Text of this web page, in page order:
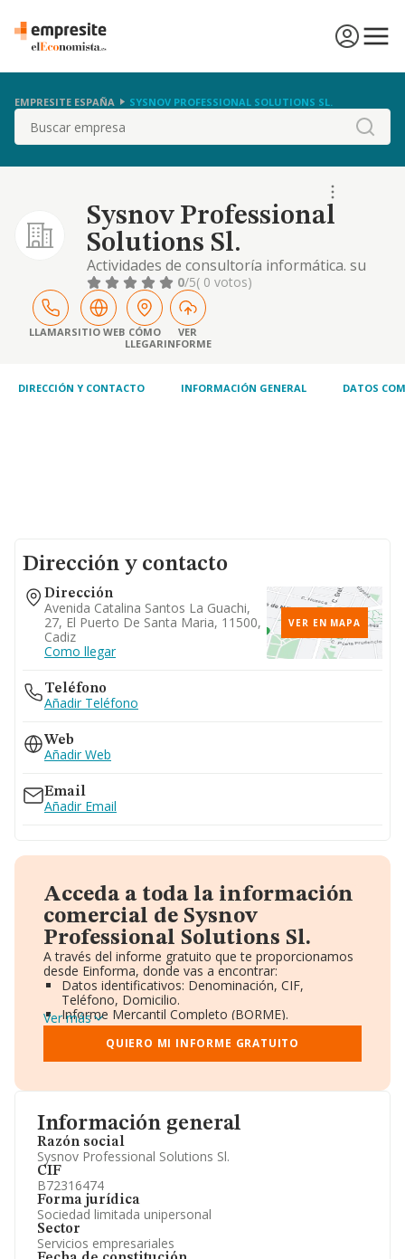
EMPRESITE ESPAÑA SYSNOV PROFESSIONAL SOLUTIONS SL.
Buscar
Sysnov Professional
Solutions Sl.
Actividades de consultoría informática. su
código nacional de actividades económicas
(cnae) es 6202. otras actividades: -prestación
de servicios de intermediación en
consultoría tecnológica y servicios de
gestión, formación y desarrollo de empresas
estudios
0/5( 0 votos)
LLAMARSITIO WEB CÓMO
LLEGAR
VER
INFORME
DIRECCIÓN Y CONTACTO INFORMACIÓN GENERAL DATOS
Información general
Razón social
Sysnov Professional Solutions Sl.
CIF
B72316474
Forma jurídica
Sociedad limitada unipersonal
Sector
Servicios empresariales
Dirección y contacto
Dirección
Avenida Catalina Santos La Guachi,
27, El Puerto De Santa Maria, 11500,
Cadiz
Como llegar
VER EN MAPA
Teléfono
Añadir Teléfono
Web
Añadir Web
Email
Añadir Email
Acceda a toda la información
comercial de Sysnov
Professional Solutions Sl.
A través del informe gratuito que te proporcionamos
desde Einforma, donde vas a encontrar:
Datos identificativos: Denominación, CIF,
Teléfono, Domicilio.
Informe Mercantil Completo (BORME).
Gráficos de Evolución Ventas y Empleados.
Consejo de Administración y Administradores.
Directivos y Ejecutivos.
Información oficial y registral complementaria.
Ver más
QUIERO MI INFORME GRATUITO